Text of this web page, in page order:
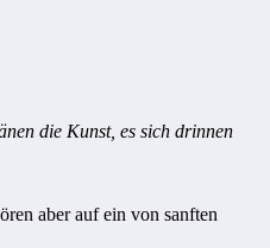
die Kunst, es sich drinnen
aber auf ein von sanften